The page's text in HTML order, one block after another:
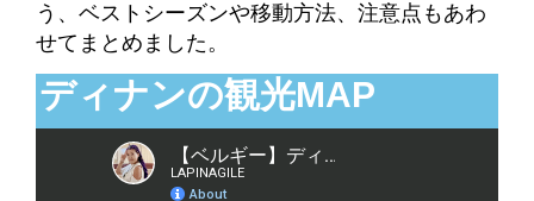
う、ベストシーズンや移動方法、注意点もあわ
せてまとめました。
ディナンの観光MAP